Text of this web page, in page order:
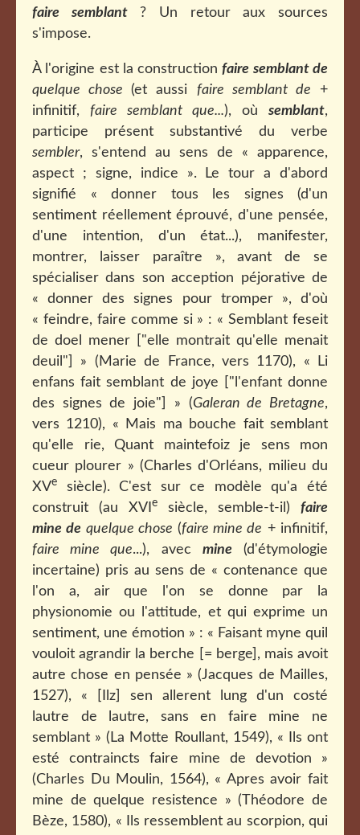
faire semblant? Un retour aux sources
s'impose.
À l'origine est la constructionfaire semblant de
quelque chose(et aussi faire semblant de +
infinitif, faire semblant que...), où semblant,
participe présent substantivé du verbe
sembler, s'entend au sens de « apparence,
aspect ; signe, indice ». Le tour a d'abord
signifié « donner tous les signes (d'un
sentiment réellement éprouvé, d'une pensée,
d'une intention, d'un état...), manifester,
montrer, laisser paraître », avant de se
spécialiser dans son acception péjorative de
« donner des signes pour tromper », d'où
« feindre, faire comme si » : « Semblant feseit
de doel mener ["elle montrait qu'elle menait
deuil"] » (Marie de France, vers 1170), « Li
enfans fait semblant de joye ["l'enfant donne
des signes de joie"] » (Galeran de Bretagne,
vers 1210), « Mais ma bouche fait semblant
qu'elle rie, Quant maintefoiz je sens mon
cueur plourer » (Charles d'Orléans, milieu du
XVe
siècle). C'est sur ce modèle qu'a été
construit (au XVI e siècle, semble-t-il) faire
mine de quelque chose (faire mine de + infinitif,
faire mine que...), avec mine(d'étymologie
incertaine) pris au sens de « contenance que
l'on a, air que l'on se donne par la
physionomie ou l'attitude, et qui exprime un
sentiment, une émotion » : « Faisant myne quil
vouloit agrandir la berche [= berge], mais avoit
autre chose en pensée » (Jacques de Mailles,
1527), « [Ilz] sen allerent lung d'un costé
lautre de lautre, sans en faire mine ne
semblant » (La Motte Roullant, 1549), « Ils ont
esté contraincts faire mine de devotion »
(Charles Du Moulin, 1564), « Apres avoir fait
mine de quelque resistence » (Théodore de
Bèze, 1580), « Ils ressemblent au scorpion, qui